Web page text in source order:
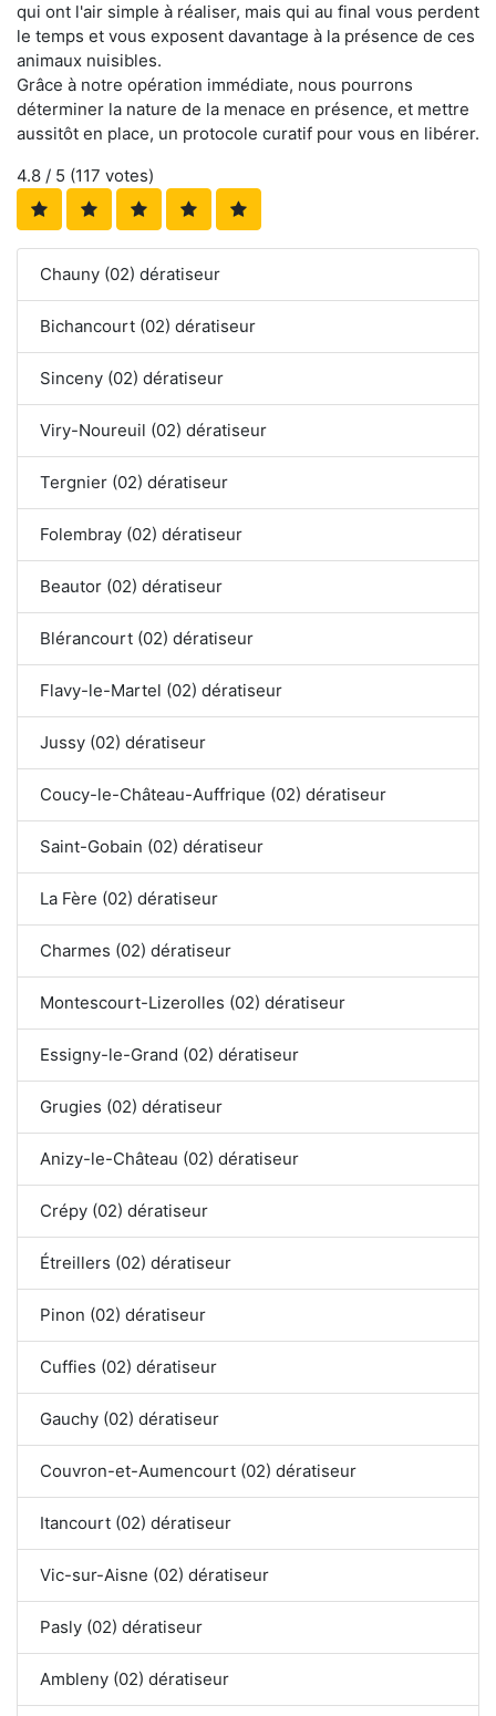
qui ont l'air simple à réaliser, mais qui au final vous perdent
le temps et vous exposent davantage à la présence de ces
animaux nuisibles.
Grâce à notre opération immédiate, nous pourrons
déterminer la nature de la menace en présence, et mettre
aussitôt en place, un protocole curatif pour vous en libérer.
4.8 / 5 (117 votes)
Chauny (02) dératiseur
Bichancourt (02) dératiseur
Sinceny (02) dératiseur
Viry-Noureuil (02) dératiseur
Tergnier (02) dératiseur
Folembray (02) dératiseur
Beautor (02) dératiseur
Blérancourt (02) dératiseur
Flavy-le-Martel (02) dératiseur
Jussy (02) dératiseur
Coucy-le-Château-Auffrique (02) dératiseur
Saint-Gobain (02) dératiseur
La Fère (02) dératiseur
Charmes (02) dératiseur
Montescourt-Lizerolles (02) dératiseur
Essigny-le-Grand (02) dératiseur
Grugies (02) dératiseur
Anizy-le-Château (02) dératiseur
Crépy (02) dératiseur
Étreillers (02) dératiseur
Pinon (02) dératiseur
Cuffies (02) dératiseur
Gauchy (02) dératiseur
Couvron-et-Aumencourt (02) dératiseur
Itancourt (02) dératiseur
Vic-sur-Aisne (02) dératiseur
Pasly (02) dératiseur
Ambleny (02) dératiseur